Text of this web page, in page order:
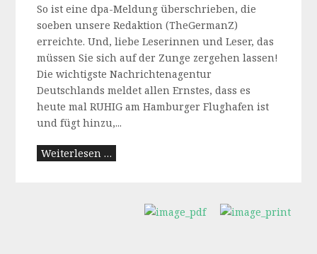
So ist eine dpa-Meldung überschrieben, die
soeben unsere Redaktion (TheGermanZ)
erreichte. Und, liebe Leserinnen und Leser, das
müssen Sie sich auf der Zunge zergehen lassen!
Die wichtigste Nachrichtenagentur
Deutschlands meldet allen Ernstes, dass es
heute mal RUHIG am Hamburger Flughafen ist
und fügt hinzu,...
Weiterlesen …